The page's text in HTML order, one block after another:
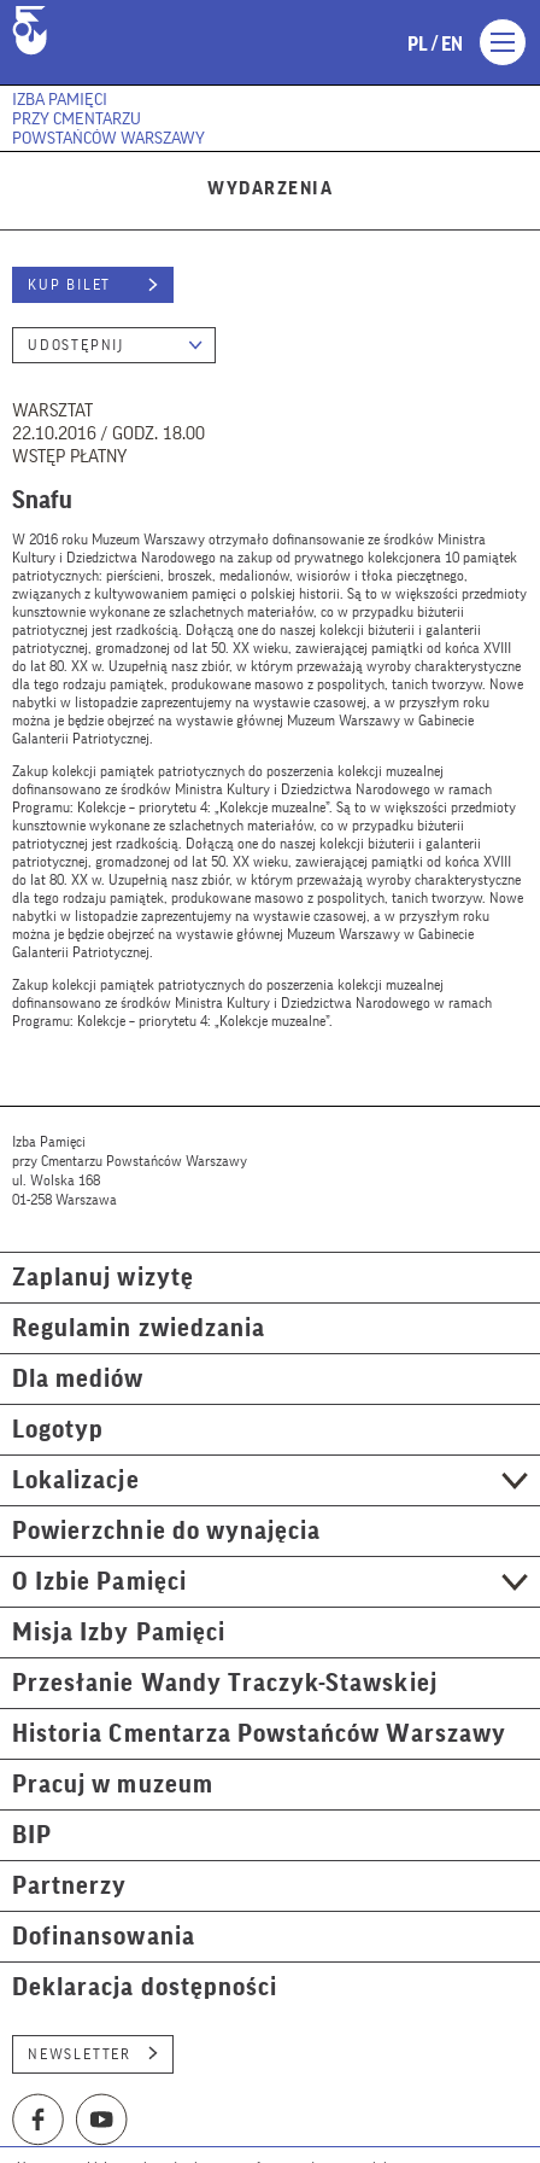
PL/ EN
IZBA PAMIĘCI
PRZY CMENTARZU
POWSTAŃCÓW WARSZAWY
WYDARZENIA
KUP BILET
UDOSTĘPNIJ
WARSZTAT
22.10.2016 / GODZ. 18.00
WSTĘP PŁATNY
Snafu
W 2016 roku Muzeum Warszawy otrzymało dofinansowanie ze środków Ministra
Kultury i Dziedzictwa Narodowego na zakup od prywatnego kolekcjonera 10 pamiątek
patriotycznych: pierścieni, broszek, medalionów, wisiorów i tłoka pieczętnego,
związanych z kultywowaniem pamięci o polskiej historii. Są to w większości przedmioty
kunsztownie wykonane ze szlachetnych materiałów, co w przypadku biżuterii
patriotycznej jest rzadkością. Dołączą one do naszej kolekcji biżuterii i galanterii
patriotycznej, gromadzonej od lat 50. XX wieku, zawierającej pamiątki od końca XVIII
do lat 80. XX w. Uzupełnią nasz zbiór, w którym przeważają wyroby charakterystyczne
dla tego rodzaju pamiątek, produkowane masowo z pospolitych, tanich tworzyw. Nowe
nabytki w listopadzie zaprezentujemy na wystawie czasowej, a w przyszłym roku
można je będzie obejrzeć na wystawie głównej Muzeum Warszawy w Gabinecie
Galanterii Patriotycznej.
Zakup kolekcji pamiątek patriotycznych do poszerzenia kolekcji muzealnej
dofinansowano ze środków Ministra Kultury i Dziedzictwa Narodowego w ramach
Programu: Kolekcje – priorytetu 4: „Kolekcje muzealne”. Są to w większości przedmioty
kunsztownie wykonane ze szlachetnych materiałów, co w przypadku biżuterii
patriotycznej jest rzadkością. Dołączą one do naszej kolekcji biżuterii i galanterii
patriotycznej, gromadzonej od lat 50. XX wieku, zawierającej pamiątki od końca XVIII
do lat 80. XX w. Uzupełnią nasz zbiór, w którym przeważają wyroby charakterystyczne
dla tego rodzaju pamiątek, produkowane masowo z pospolitych, tanich tworzyw. Nowe
nabytki w listopadzie zaprezentujemy na wystawie czasowej, a w przyszłym roku
można je będzie obejrzeć na wystawie głównej Muzeum Warszawy w Gabinecie
Galanterii Patriotycznej.
Zakup kolekcji pamiątek patriotycznych do poszerzenia kolekcji muzealnej
dofinansowano ze środków Ministra Kultury i Dziedzictwa Narodowego w ramach
Programu: Kolekcje – priorytetu 4: „Kolekcje muzealne”.
Izba Pamięci
przy Cmentarzu Powstańców Warszawy
ul. Wolska 168
01-258 Warszawa
Zaplanuj wizytę
Regulamin zwiedzania
Dla mediów
Logotyp
Lokalizacje
Powierzchnie do wynajęcia
O Izbie Pamięci
Misja Izby Pamięci
Przesłanie Wandy Traczyk-Stawskiej
Historia Cmentarza Powstańców Warszawy
Pracuj w muzeum
BIP
Partnerzy
Dofinansowania
Deklaracja dostępności
NEWSLETTER